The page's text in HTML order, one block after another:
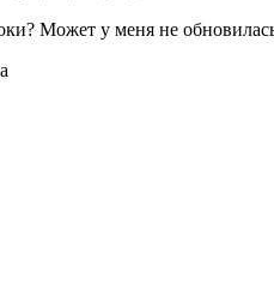
Может у меня не
5а